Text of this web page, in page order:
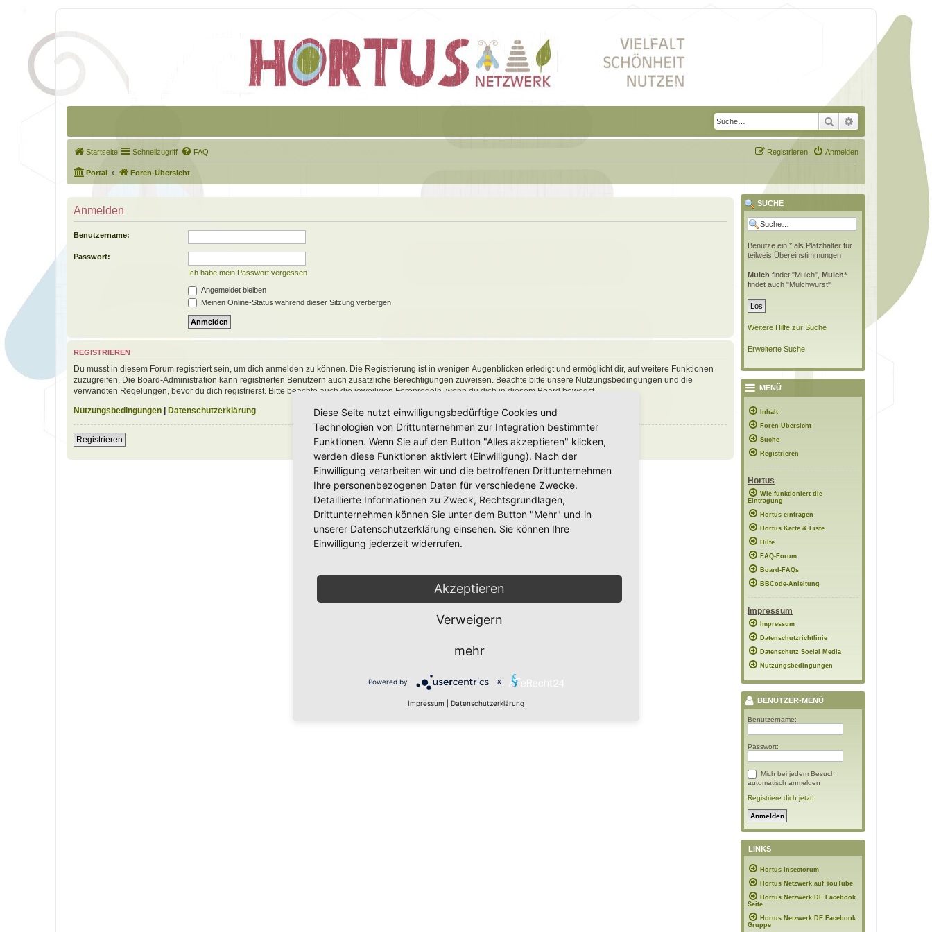
Suche Erweiterte Suche
Startseite Schnellzugriff FAQ Anmelden
Registrieren
Portal Foren-Übersicht
Anmelden
Benutzername:
Passwort:
Ich habe mein Passwort vergessen
Angemeldet bleiben
Meinen Online-Status während dieser Sitzung verbergen
REGISTRIEREN
Du musst in diesem Forum registriert sein, um dich anmelden zu können. Die Registrierung ist in wenigen Augenblicken erledigt und ermöglicht dir, auf weitere Funktionen
zuzugreifen. Die Board-Administration kann registrierten Benutzern auch zusätzliche Berechtigungen zuweisen. Beachte bitte unsere Nutzungsbedingungen und die
verwandten Regelungen, bevor du dich registrierst. Bitte beachte auch die jeweiligen Forenregeln, wenn du dich in diesem Board bewegst.
Nutzungsbedingungen | Datenschutzerklärung
Registrieren
SUCHE
Benutze ein * als Platzhalter für
teilweis Übereinstimmungen
Mulch findet "Mulch", Mulch*
findet auch "Mulchwurst"
Weitere Hilfe zur Suche
Erweiterte Suche
MENÜ
Inhalt
Foren-Übersicht
Suche
Registrieren
Hortus
Wie funktioniert die
Eintragung
Hortus eintragen
Hortus Karte & Liste
Hilfe
FAQ-Forum
Board-FAQs
BBCode-Anleitung
Impressum
Impressum
Datenschutzrichtlinie
Datenschutz Social Media
Nutzungsbedingungen
BENUTZER-MENÜ
Benutzername:
Passwort:
Mich bei jedem Besuch
automatisch anmelden
Registriere dich jetzt!
LINKS
Hortus Insectorum
Hortus Netzwerk auf YouTube
Hortus Netzwerk DE Facebook
Seite
Hortus Netzwerk DE Facebook
Gruppe
Diese Seite nutzt einwilligungsbedürftige Cookies und
Technologien von Drittunternehmen zur Integration bestimmter
Funktionen. Wenn Sie auf den Button "Alles akzeptieren" klicken,
werden diese Funktionen aktiviert (Einwilligung). Nach der
Einwilligung verarbeiten wir und die betroffenen Drittunternehmen
Ihre personenbezogenen Daten für verschiedene Zwecke.
Detaillierte Informationen zu Zweck, Rechtsgrundlagen,
Drittunternehmen können Sie unter dem Button "Mehr" und in
unserer Datenschutzerklärung einsehen. Sie können Ihre
Einwilligung jederzeit widerrufen.
Akzeptieren
Verweigern
mehr
Powered by &
Impressum Datenschutzerklärung